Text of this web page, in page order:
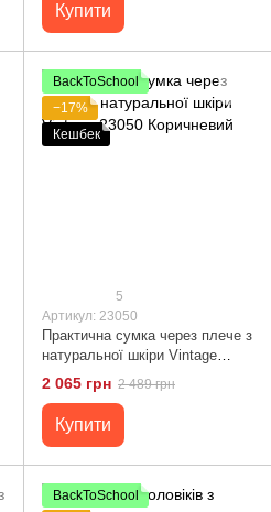
Купити
BackToSchool
−17%
Кешбек
5
Артикул: 23050
Практична сумка через плече з
натуральної шкіри Vintage
23050 Коричневий
2 065 грн 2 489 грн
Купити
BackToSchool